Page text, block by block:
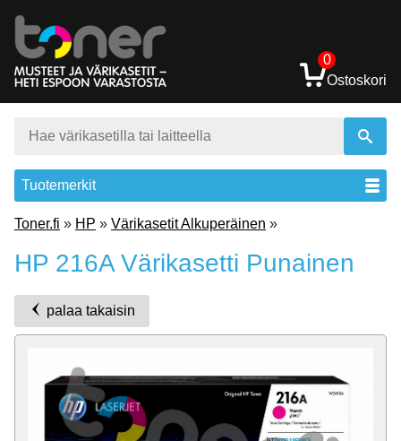
0
Ostoskori
Tuotemerkit
Toner.fi » HP » Värikasetit Alkuperäinen »
HP 216A Värikasetti Punainen
palaa takaisin